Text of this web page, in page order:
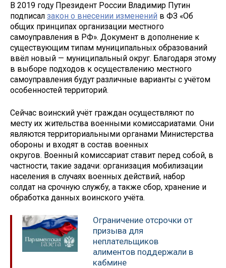
В 2019 году Президент России Владимир Путин
подписал закон о внесении изменений в ФЗ «Об
общих принципах организации местного
самоуправления в РФ». Документ в дополнение к
существующим типам муниципальных образований
ввёл новый — муниципальный округ. Благодаря этому
в выборе подходов к осуществлению местного
самоуправления будут различные варианты с учётом
особенностей территорий.
Сейчас воинский учёт граждан осуществляют по
месту их жительства военными комиссариатами. Они
являются территориальными органами Министерства
обороны и входят в состав военных
округов. Военный комиссариат ставит перед собой, в
частности, такие задачи: организация мобилизации
населения в случаях военных действий, набор
солдат на срочную службу, а также сбор, хранение и
обработка данных воинского учёта.
Ограничение отсрочки от
призыва для
неплательщиков
алиментов поддержали в
кабмине